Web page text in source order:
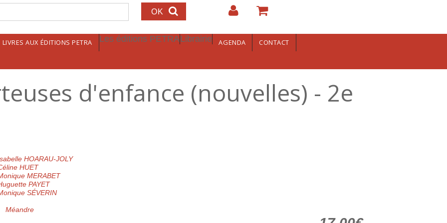
LIVRES AUX ÉDITIONS PETRA Les éditions PETRALibrairie AGENDA
CONTACT
d'enfance (nouvelles) - 2e
HOARAU-JOLY
HUET
MERABET
PAYET
SÉVERIN
Méandre